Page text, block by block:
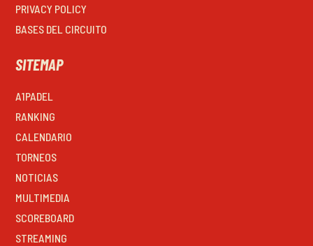
PRIVACY POLICY
BASES DEL CIRCUITO
SITEMAP
A1PADEL
RANKING
CALENDARIO
TORNEOS
NOTICIAS
MULTIMEDIA
SCOREBOARD
STREAMING